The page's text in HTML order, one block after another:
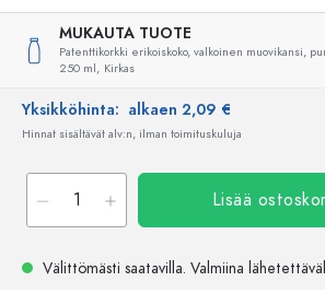
MUKAUTA TUOTE
Patenttikorkki erikoiskoko, valkoinen muovikansi,
250 ml, Kirkas
Yksikköhinta: alkaen 2,09 €
Hinnat sisältävät alv:n, ilman toimituskuluja
Lisää
Välittömästi saatavilla. Valmiina